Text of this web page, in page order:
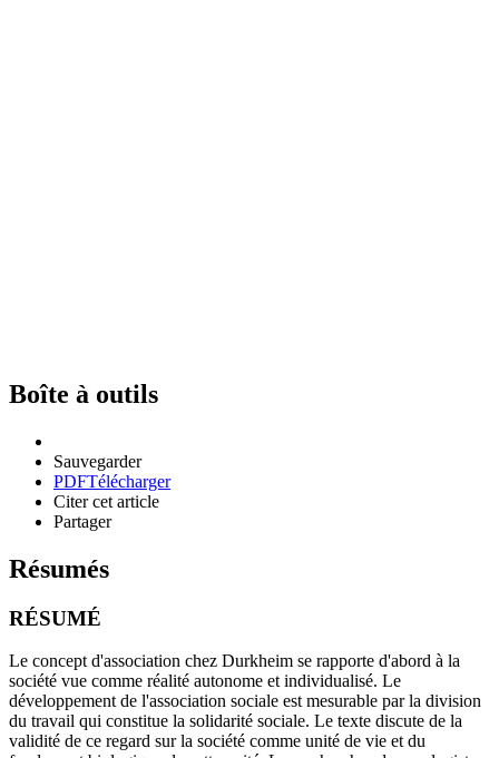
Boîte à outils
Sauvegarder
PDFTélécharger
Citer cet article
Partager
Résumés
RÉSUMÉ
Le concept d'association chez Durkheim se rapporte d'abord à la
société vue comme réalité autonome et individualisé. Le
développement de l'association sociale est mesurable par la division
du travail qui constitue la solidarité sociale. Le texte discute de la
validité de ce regard sur la société comme unité de vie et du